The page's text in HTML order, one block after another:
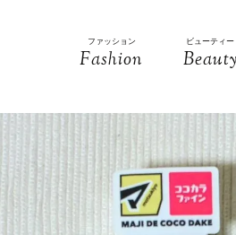
ファッション
Fashion
ビューティー
Beauty